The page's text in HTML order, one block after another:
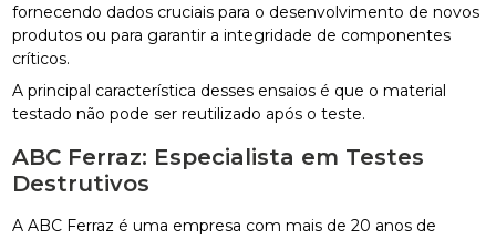
fornecendo dados cruciais para o desenvolvimento de novos
produtos ou para garantir a integridade de componentes
críticos.
A principal característica desses ensaios é que o material
testado não pode ser reutilizado após o teste.
ABC Ferraz: Especialista em Testes
Destrutivos
A ABC Ferraz é uma empresa com mais de 20 anos de